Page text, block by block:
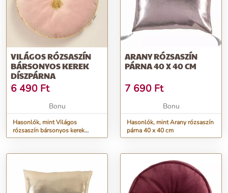
VILÁGOS RÓZSASZÍN
BÁRSONYOS KEREK
DÍSZPÁRNA
6 490 Ft
Bonu
Hasonlók, mint Világos
rózsaszín bársonyos kerek
díszpárna
ARANY RÓZSASZÍN
PÁRNA 40 X 40 CM
7 690 Ft
Bonu
Hasonlók, mint Arany rózsaszín
párna 40 x 40 cm